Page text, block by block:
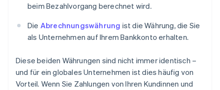
beim Bezahlvorgang berechnet wird.
Die Abrechnungswährung ist die Währung, die Sie
als Unternehmen auf Ihrem Bankkonto erhalten.
Diese beiden Währungen sind nicht immer identisch –
und für ein globales Unternehmen ist dies häufig von
Vorteil. Wenn Sie Zahlungen von Ihren Kundinnen und